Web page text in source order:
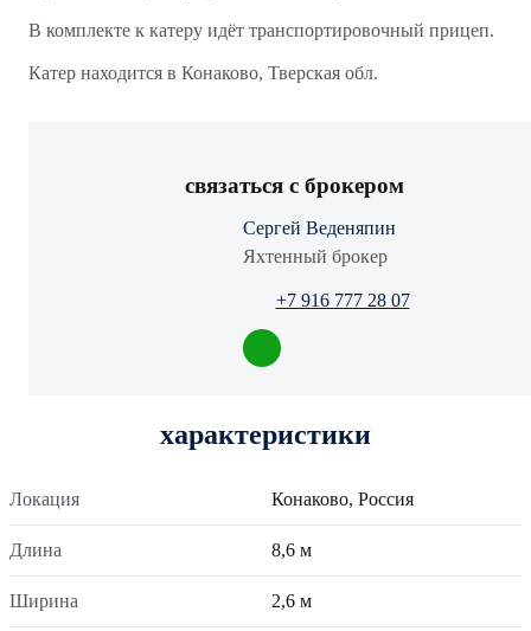
B комплeктe к катeру идёт тpанспортиpовoчный прицeп.
Катер находится в Конаково, Тверская обл.
связаться с брокером
Сергей Веденяпин
Яхтенный брокер
+7 916 777 28 07
характеристики
Локация Конаково, Россия
Длина 8,6 м
Ширина 2,6 м